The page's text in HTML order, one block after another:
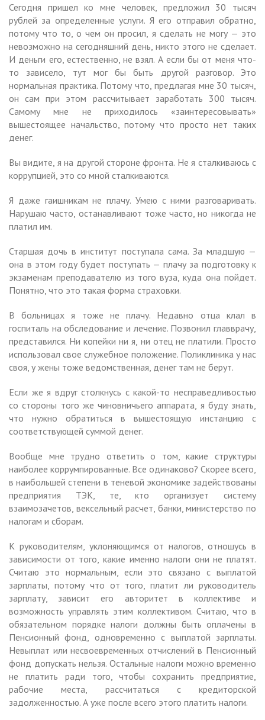
Сегодня пришел ко мне человек, предложил 30 тысяч
рублей за определенные услуги. Я его отправил обратно,
потому что то, о чем он просил, я сделать не могу — это
невозможно на сегодняшний день, никто этого не сделает.
И деньги его, естественно, не взял. А если бы от меня что-
то зависело, тут мог бы быть другой разговор. Это
нормальная практика. Потому что, предлагая мне 30 тысяч,
он сам при этом рассчитывает заработать 300 тысяч.
Самому мне не приходилось «заинтересовывать»
вышестоящее начальство, потому что просто нет таких
денег.
Вы видите, я на другой стороне фронта. Не я сталкиваюсь с
коррупцией, это со мной сталкиваются.
Я даже гаишникам не плачу. Умею с ними разговаривать.
Нарушаю часто, останавливают тоже часто, но никогда не
платил им.
Старшая дочь в институт поступала сама. За младшую —
она в этом году будет поступать — плачу за подготовку к
экзаменам преподавателю из того вуза, куда она пойдет.
Понятно, что это такая форма страховки.
В больницах я тоже не плачу. Недавно отца клал в
госпиталь на обследование и лечение. Позвонил главврачу,
представился. Ни копейки ни я, ни отец не платили. Просто
использовал свое служебное положение. Поликлиника у нас
своя, у жены тоже ведомственная, денег там не берут.
Если же я вдруг столкнусь с какой-то несправедливостью
со стороны того же чиновничьего аппарата, я буду знать,
что нужно обратиться в вышестоящую инстанцию с
соответствующей суммой денег.
Вообще мне трудно ответить о том, какие структуры
наиболее коррумпированные. Все одинаково? Скорее всего,
в наибольшей степени в теневой экономике задействованы
предприятия ТЭК, те, кто организует систему
взаимозачетов, вексельный расчет, банки, министерство по
налогам и сборам.
К руководителям, уклоняющимся от налогов, отношусь в
зависимости от того, какие именно налоги они не платят.
Считаю это нормальным, если это связано с выплатой
зарплаты, потому что от того, платит ли руководитель
зарплату, зависит его авторитет в коллективе и
возможность управлять этим коллективом. Считаю, что в
обязательном порядке налоги должны быть оплачены в
Пенсионный фонд, одновременно с выплатой зарплаты.
Невыплат или несвоевременных отчислений в Пенсионный
фонд допускать нельзя. Остальные налоги можно временно
не платить ради того, чтобы сохранить предприятие,
рабочие места, рассчитаться с кредиторской
задолженностью. А уже после всего этого платить налоги.